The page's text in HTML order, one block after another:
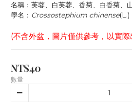
名稱：芙蓉、白芙蓉、香菊、白香菊、
學名： Crossostephium chinense(L.)
(不含外盆，圖片僅供參考，以實際
NT$40
數量